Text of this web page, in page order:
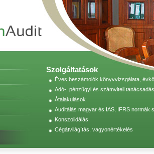
Szolgáltatások
Éves beszámolók könyvvizsgálata,
Adó-, pénzügyi és számviteli
Átalakulások
Auditálás magyar és IAS, IFRS normák
Konszolidálás
Cégátvilágítás, vagyonértékelés